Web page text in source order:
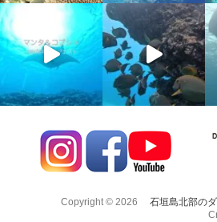
Copyright © 2026
石垣島北部の